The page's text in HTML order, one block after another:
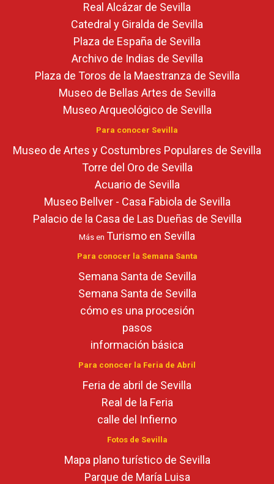
Real Alcázar de Sevilla
Catedral y Giralda de Sevilla
Plaza de España de Sevilla
Archivo de Indias de Sevilla
Plaza de Toros de la Maestranza de Sevilla
Museo de Bellas Artes de Sevilla
Museo Arqueológico de Sevilla
Para conocer Sevilla
Museo de Artes y Costumbres Populares de Sevilla
Torre del Oro de Sevilla
Acuario de Sevilla
Museo Bellver - Casa Fabiola de Sevilla
Palacio de la Casa de Las Dueñas de Sevilla
Más en Turismo en Sevilla
Para conocer la Semana Santa
Semana Santa de Sevilla
Semana Santa de Sevilla
cómo es una procesión
pasos
información básica
Para conocer la Feria de Abril
Feria de abril de Sevilla
Real de la Feria
calle del Infierno
Fotos de Sevilla
Mapa plano turístico de Sevilla
Parque de María Luisa